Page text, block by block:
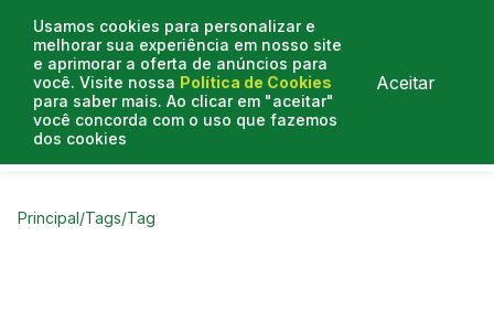
Usamos cookies para personalizar e
melhorar sua experiência em nosso site
e aprimorar a oferta de anúncios para
você. Visite nossa Política de Cookies
para saber mais. Ao clicar em "aceitar"
você concorda com o uso que fazemos
dos cookies
Aceitar
Curtas do Poder
Principal/Tags/Tag